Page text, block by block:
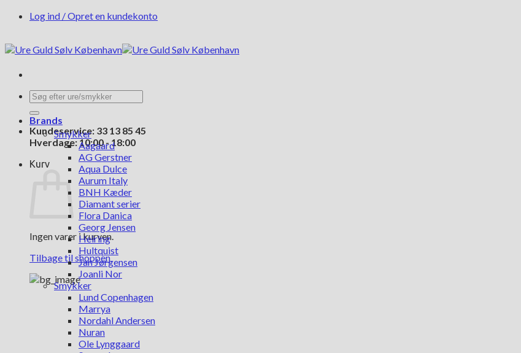
FortsætLog ind / Opret en kundekonto
Søg
efter:
Kundeservice: 33 13 85 45
Hverdage: 10:00 - 18:00
Kurv
Ingen varer i kurven.
Tilbage til shoppen
Brands
Smykker
Aagaard
AG Gerstner
Aqua Dulce
Aurum Italy
BNH Kæder
Diamant serier
Flora Danica
Georg Jensen
Heiring
Hultquist
Jan Jørgensen
Joanli Nor
Smykker
Lund Copenhagen
Marrya
Nordahl Andersen
Nuran
Ole Lynggaard